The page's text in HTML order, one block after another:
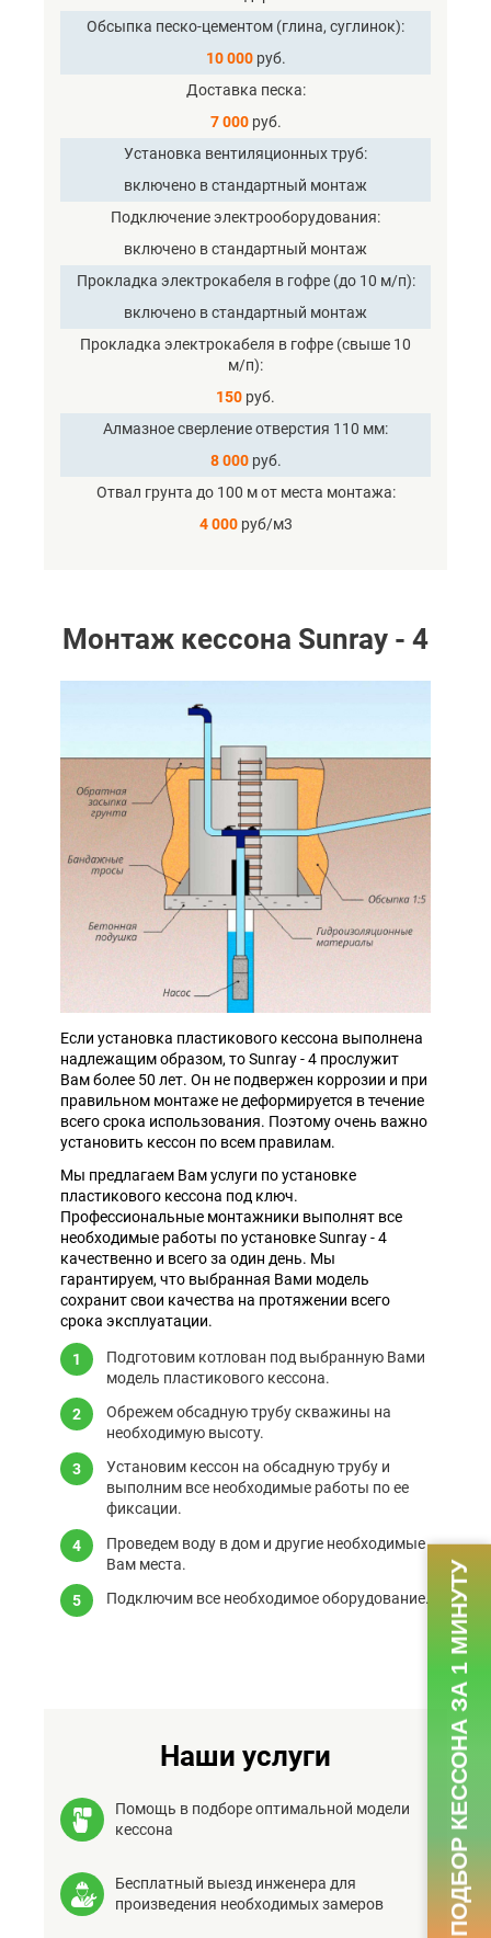
Обсыпка песко-цементом (глина, суглинок)
10 000руб.
Доставка песка
7 000руб.
Установка вентиляционных труб
включено в стандартный монтаж
Подключение электрооборудования
включено в стандартный монтаж
Прокладка электрокабеля в гофре (до 10 м/п)
включено в стандартный монтаж
Прокладка электрокабеля в гофре (свыше 10
м/п)
150 руб.
Алмазное сверление отверстия 110 мм
8 000руб.
Отвал грунта до 100 м от места монтажа
4 000руб/м3
Монтаж кессона Sunray - 4
Если установка пластикового кессона выполнена
надлежащим образом, то Sunray - 4 прослужит
Вам более 50 лет. Он не подвержен коррозии и при
правильном монтаже не деформируется в течение
всего срока использования. Поэтому очень важно
установить кессон по всем правилам.
Мы предлагаем Вам услуги по установке
пластикового кессона под ключ.
Профессиональные монтажники выполнят все
необходимые работы по установке Sunray - 4
качественно и всего за один день. Мы
гарантируем, что выбранная Вами модель
сохранит свои качества на протяжении всего
срока эксплуатации.
Подготовим котлован под выбранную Вами
модель пластикового кессона.
Обрежем обсадную трубу скважины на
необходимую высоту.
Установим кессон на обсадную трубу и
выполним все необходимые работы по ее
фиксации.
Проведем воду в дом и другие необходимые
Вам места.
Подключим все необходимое оборудование.
Наши услуги
Помощь в подборе оптимальной модели
кессона
Бесплатный выезд инженера для
произведения необходимых замеров
ПОДБОР КЕССОНА ЗА 1 МИНУТУ